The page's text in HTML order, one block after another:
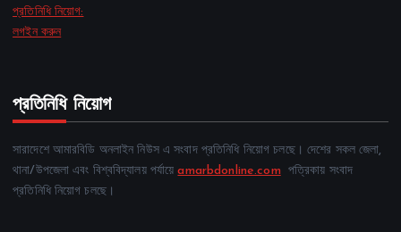
প্রতিনিধি নিয়োগ:
লগইন করুন
প্রতিনিধি নিয়োগ
সারাদেশে আমারবিডি অনলাইন নিউস এ সংবাদ প্রতিনিধি নিয়োগ চলছে। দেশের সকল জেলা,
থানা/উপজেলা এবং বিশ্ববিদ্যালয় পর্যায়েamarbdonline.comপত্রিকায় সংবাদ
প্রতিনিধি নিয়োগ চলছে।